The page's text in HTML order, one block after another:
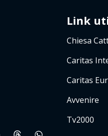
Link
Chiesa
Caritas
Caritas
Avvenire
Tv2000